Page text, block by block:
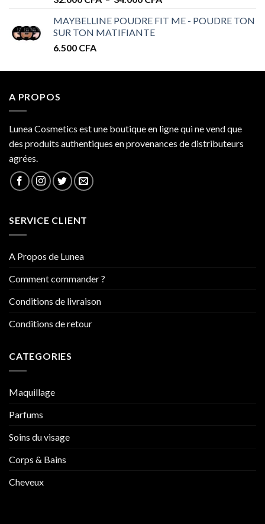
prix :
MAYBELLINE POUDRE FIT ME - POUDRE TON
SUR TON MATIFIANTE
6.500 CFA
A PROPOS
Lunea Cosmetics est une boutique en ligne qui ne vend que
des produits authentiques en provenances de distributeurs
agrées.
SERVICE CLIENT
A Propos de Lunea
Comment commander ?
Conditions de livraison
Conditions de retour
CATEGORIES
Maquillage
Parfums
Soins du visage
Corps & Bains
Cheveux